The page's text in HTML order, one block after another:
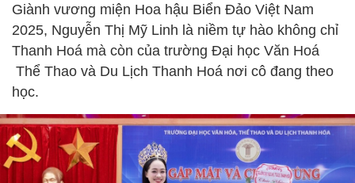
Giành vương miện Hoa hậu Biển Đảo Việt Nam
2025, Nguyễn Thị Mỹ Linh là niềm tự hào không chỉ
Thanh Hoá mà còn của trường Đại học Văn Hoá
Thể Thao và Du Lịch Thanh Hoá nơi cô đang theo
học.